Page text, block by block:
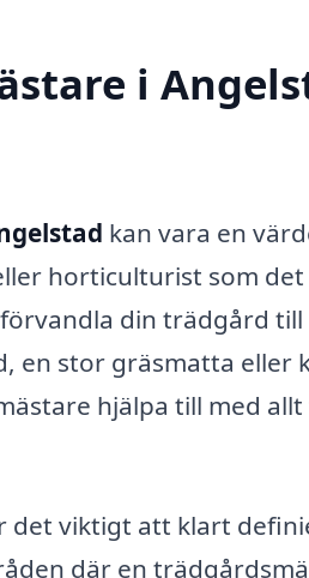
i
kan vara en
horticulturist som det
din trädgård
en stor gräsmatta eller
hjälpa till med
viktigt att klart
där en